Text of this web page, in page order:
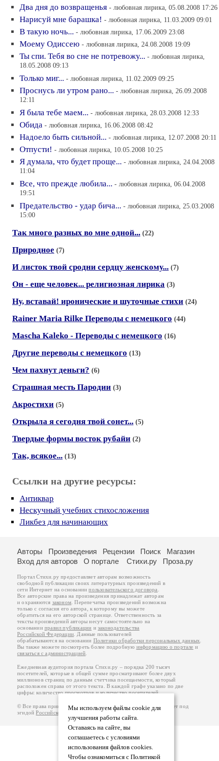
Два дня до возвращенья - любовная лирика, 05.08.2008 17:26
Нарисуй мне барашка! - любовная лирика, 11.03.2009 09:01
В такую ночь... - любовная лирика, 17.06.2009 23:08
Моему Одиссею - любовная лирика, 24.08.2008 19:09
Ты спи. Тебя во сне не потревожу... - любовная лирика,
18.05.2008 09:13
Только миг... - любовная лирика, 11.02.2009 09:25
Проснусь ли утром рано... - любовная лирика, 26.09.2008
12:11
Я была тебе маем... - любовная лирика, 28.03.2008 12:33
Обида - любовная лирика, 16.06.2008 08:42
Надоело быть сильной... - любовная лирика, 12.07.2008 20:11
Отпусти! - любовная лирика, 10.05.2008 10:25
Я думала, что будет проще... - любовная лирика, 24.04.2008
11:04
Все, что прежде любила... - любовная лирика, 06.04.2008
19:51
Предательство - удар бича... - любовная лирика, 25.03.2008
15:00
Так много разных во мне одной... (22)
Природное (7)
И листок твой сродни сердцу женскому... (7)
Он - еще человек... религиозная лирика (3)
Ну, вставай! иронические и шуточные стихи (24)
Rainer Maria Rilke Переводы с немецкого (44)
Mascha Kaleko - Переводы с немецкого (16)
Другие переводы с немецкого (13)
Чем пахнут деньги? (6)
Страшная месть Пародии (3)
Акростихи (5)
Открыла я сегодня твой сонет... (5)
Твердые формы восток рубайи (2)
Так, всякое... (13)
Ссылки на другие ресурсы:
Антиквар
Нескучный учебних стихосложения
Ликбез для начинающих
Мы используем файлы cookie для
улучшения работы сайта.
Оставаясь на сайте, вы
соглашаетесь с условиями
использования файлов cookies.
Чтобы ознакомиться с Политикой
Авторы Произведения Рецензии Поиск
Магазин
Вход для авторов
О портале Стихи.ру Проза.ру
Портал Стихи.ру предоставляет авторам возможность
свободной публикации своих литературных произведений в
сети Интернет на основаниипользовательского договора
Все авторские права на произведения принадлежат авторам
и охраняются законом . Перепечатка произведений возможна
только с согласия его автора, к которому вы можете
обратиться на его авторской странице. Ответственность за
тексты произведений авторы несут самостоятельно на
основанииправил публикации изаконодательства
Российской Федерации . Данные пользователей
обрабатываются на основании Политики обработки персональных данных
Вы также можете посмотреть более подробную информацию о портале и
связаться с администрацией
Ежедневная аудитория портала Стихи.ру – порядка 200 тысяч
посетителей, которые в общей сумме просматривают более двух
миллионов страниц по данным счетчика посещаемости, который
расположен справа от этого текста. В каждой графе указано по две
цифры: количество просмотров и количество посетителей.
© Все права принадлежат авторам, 2000-2026. Портал работает под
эгидойРоссийского союза писателей 18+